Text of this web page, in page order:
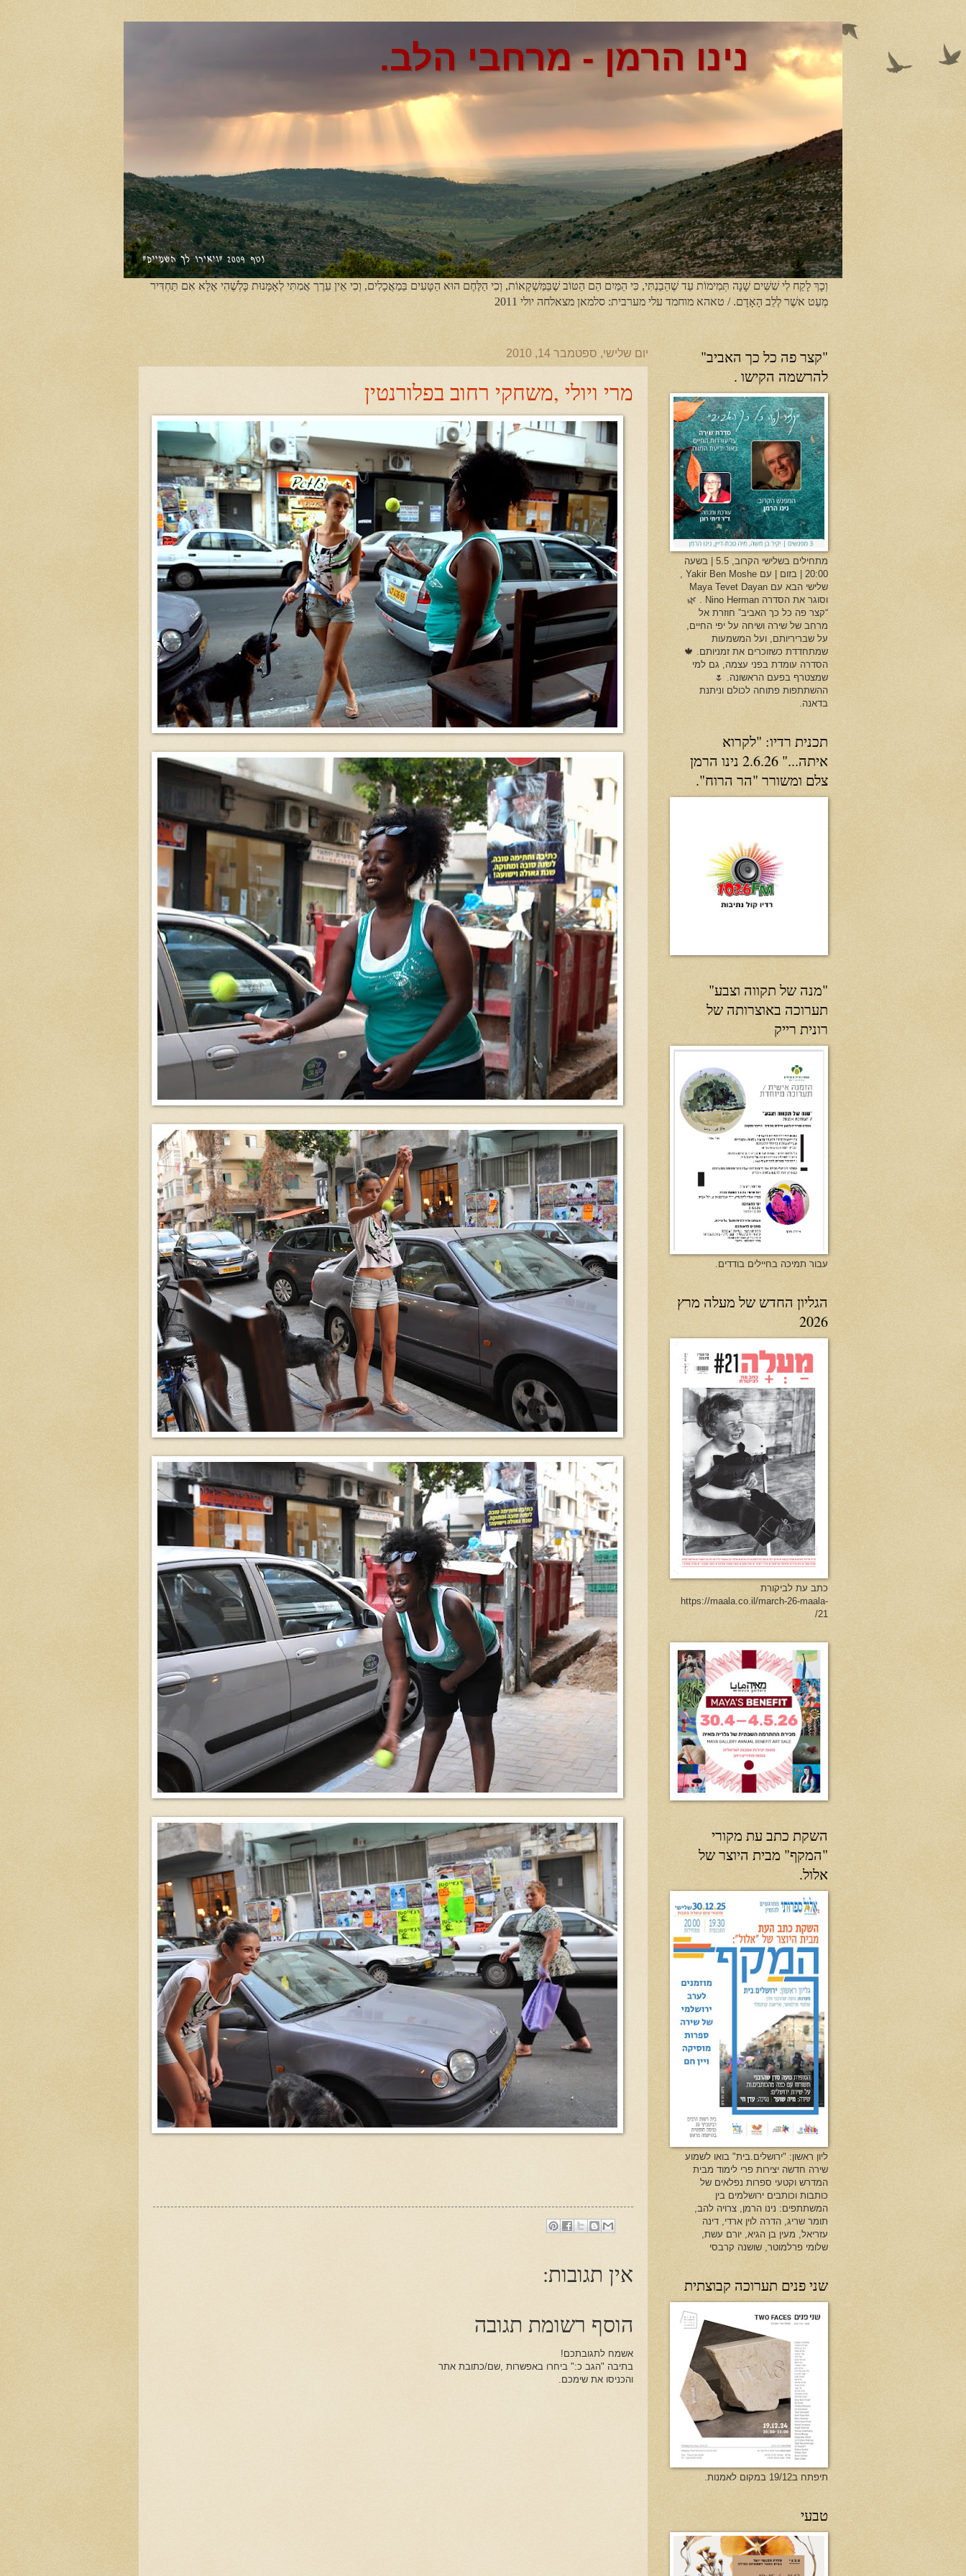
נינו הרמן - מרחבי הלב.
וְכָךְ לָקַח לִי שִׁשִּׁים שָׁנָה תְּמִימוֹת עַד שֶׁהֵבַנְתִּי, כִּי הַמַּיִם הֵם הַטּוֹב שֶׁבַּמַּשְׁקָאוֹת, וְכִי הַלֶּחֶם הוּא הַטָּעִים בַּמַאֲכָלִים, וְכִי אֵין עֵרֶך אֲמִתִּי לְאָמָּנוּת כָּלְשֶׁהִי אֶלָּא אִם תַּחְדִּיר
מְעַט אשֶׁר לְלֵב הָאָדָם. / טאהא מוחמד עלי מערבית: סלמאן מצאלחה יולי 2011
יום שלישי, ספטמבר 14, 2010
מרי ויולי ,משחקי רחוב בפלורנטין
אין תגובות:
הוסף רשומת תגובה
אשמח לתגובתכם!
בתיבה "הגב כ:" ביחרו באפשרות ,שם/כתובת אתר
והכניסו את שימכם.
"קצר פה כל כך האביב"
להרשמה הקישו .
מתחילים בשלישי הקרוב, 5.5 | בשעה
20:00 | בזום | עם Yakir Ben Moshe ,
שלישי הבא עם Maya Tevet Dayan
וסוגר את הסדרה Nino Herman . 🌿
“קצר פה כל כך האביב” חוזרת אל
מרחב של שירה ושיחה על יפי החיים,
על שבריריותם, ועל המשמעות
שמתחדדת כשזוכרים את זמניותם. 🍁
הסדרה עומדת בפני עצמה, גם למי
שמצטרף בפעם הראשונה. 🌷
ההשתתפות פתוחה לכולם וניתנת
בדאנה.
תכנית רדיו: "לקרוא
איתה..." 2.6.26 נינו הרמן
צלם ומשורר "הר הרוח".
"מנה של תקווה וצבע"
תערוכה באוצרותה של
רונית רייק
עבור תמיכה בחיילים בודדים.
הגליון החדש של מעלה מרץ
2026
כתב עת לביקורת
https://maala.co.il/march-26-maala-
21/
השקת כתב עת מקורי
"המקף" מבית היוצר של
אלול.
ליון ראשון: "ירושלים.בית" בואו לשמוע
שירה חדשה יצירות פרי לימוד מבית
המדרש וקטעי ספרות נפלאים של
כותבות וכותבים ירושלמים בין
המשתתפים: נינו הרמן, צרויה להב,
תומר שריג, הדרה לוין ארדי, דינה
עזריאל, מעין בן הגיא, יורם עשת,
שלומי פרלמוטר, שושנה קרבסי
שני פנים תערוכה קבוצתית
תיפתח ב19/12 במקום לאמנות.
טבעי